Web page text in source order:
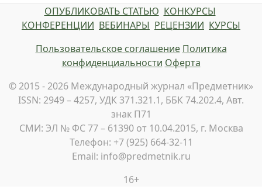
ОПУБЛИКОВАТЬ СТАТЬЮ КОНКУРСЫ
КОНФЕРЕНЦИИ ВЕБИНАРЫ РЕЦЕНЗИИ КУРСЫ
Пользовательское соглашение Политика
конфиденциальности Оферта
© 2015 - 2026 Международный журнал «Предметник»
ISSN: 2949 – 4257, УДК 371.321.1, ББК 74.202.4, Авт.
знак П71
СМИ: ЭЛ № ФС 77 – 61390 от 10.04.2015, г. Москва
Телефон: +7 (925) 664-32-11
Email: info@predmetnik.ru
16+